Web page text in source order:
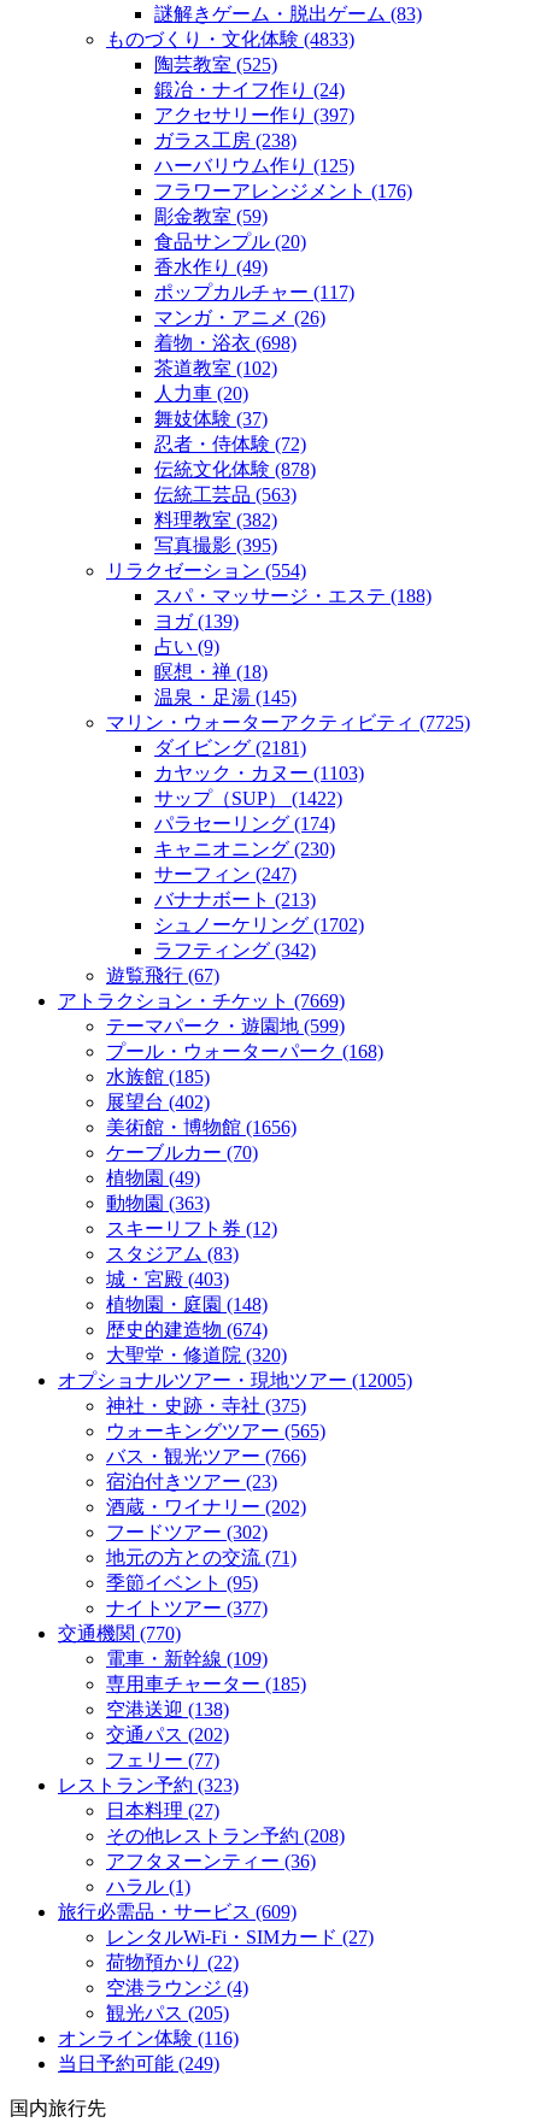
謎解きゲーム・脱出ゲーム (83)
ものづくり・文化体験 (4833)
陶芸教室 (525)
鍛冶・ナイフ作り (24)
アクセサリー作り (397)
ガラス工房 (238)
ハーバリウム作り (125)
フラワーアレンジメント (176)
彫金教室 (59)
食品サンプル (20)
香水作り (49)
ポップカルチャー (117)
マンガ・アニメ (26)
着物・浴衣 (698)
茶道教室 (102)
人力車 (20)
舞妓体験 (37)
忍者・侍体験 (72)
伝統文化体験 (878)
伝統工芸品 (563)
料理教室 (382)
写真撮影 (395)
リラクゼーション (554)
スパ・マッサージ・エステ (188)
ヨガ (139)
占い (9)
瞑想・禅 (18)
温泉・足湯 (145)
マリン・ウォーターアクティビティ (7725)
ダイビング (2181)
カヤック・カヌー (1103)
サップ（SUP）
(1422)
パラセーリング (174)
キャニオニング (230)
サーフィン (247)
バナナボート (213)
シュノーケリング (1702)
ラフティング (342)
遊覧飛行 (67)
アトラクション・チケット (7669)
テーマパーク・遊園地 (599)
プール・ウォーターパーク (168)
水族館 (185)
展望台 (402)
美術館・博物館 (1656)
ケーブルカー (70)
植物園 (49)
動物園 (363)
スキーリフト券 (12)
スタジアム (83)
城・宮殿 (403)
植物園・庭園 (148)
歴史的建造物 (674)
大聖堂・修道院 (320)
オプショナルツアー・現地ツアー (12005)
神社・史跡・寺社 (375)
ウォーキングツアー (565)
バス・観光ツアー (766)
宿泊付きツアー (23)
酒蔵・ワイナリー (202)
フードツアー (302)
地元の方との交流 (71)
季節イベント (95)
ナイトツアー (377)
交通機関 (770)
電車・新幹線 (109)
専用車チャーター (185)
空港送迎 (138)
交通パス (202)
フェリー (77)
レストラン予約 (323)
日本料理 (27)
その他レストラン予約 (208)
アフタヌーンティー (36)
ハラル (1)
旅行必需品・サービス (609)
レンタルWi-Fi・SIMカード (27)
荷物預かり (22)
空港ラウンジ (4)
観光パス (205)
オンライン体験 (116)
当日予約可能 (249)
国内旅行先